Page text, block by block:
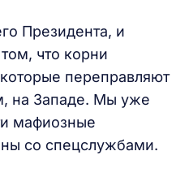
Президента, и
что корни
переправляют
на Западе. Мы уже
мафиозные
со спецслужбами.